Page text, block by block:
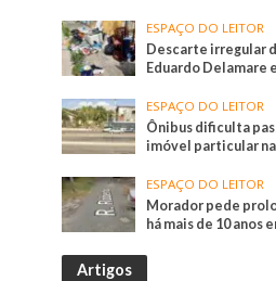
ESPAÇO DO LEITOR
Descarte irregular
Eduardo Delamare
ESPAÇO DO LEITOR
Ônibus dificulta
imóvel particular
ESPAÇO DO LEITOR
Morador pede
há mais de 10 anos
Artigos